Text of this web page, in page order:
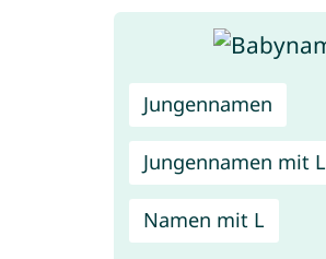
Jungennamen
Jungennamen mit L
Namen mit L